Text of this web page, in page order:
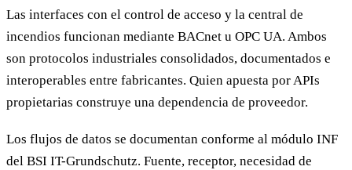
Las interfaces con el control de acceso y la central de
incendios funcionan mediante BACnet u OPC UA. Ambos
son protocolos industriales consolidados, documentados e
interoperables entre fabricantes. Quien apuesta por APIs
propietarias construye una dependencia de proveedor.
Los flujos de datos se documentan conforme al módulo INF
del BSI IT-Grundschutz. Fuente, receptor, necesidad de